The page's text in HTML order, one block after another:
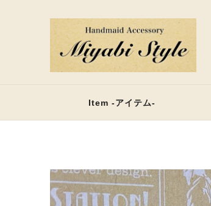
Item -アイテム-